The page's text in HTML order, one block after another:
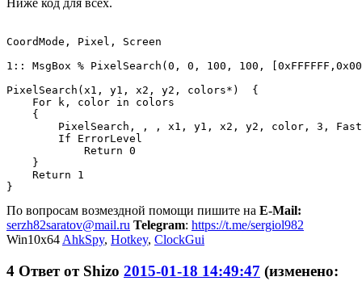
CoordMode, Pixel, Screen
1:: MsgBox % PixelSearch(0, 0, 100, 100,
PixelSearch(x1, y1, x2, y2, colors*)  {
    For k, color in colors
    {
PixelSearch, , , x1, y1, x2, y2, color, 3,
        If ErrorLevel
            Return 0
    }
    Return 1
По вопросам возмездной помощи пишите на E-Mail:
serzh82saratov@mail.ru Telegram: https://t.me/sergiol982
Win10x64 AhkSpy, Hotkey, ClockGui
4 Ответ от Shizo 2015-01-18 14:49:47 (изменено: